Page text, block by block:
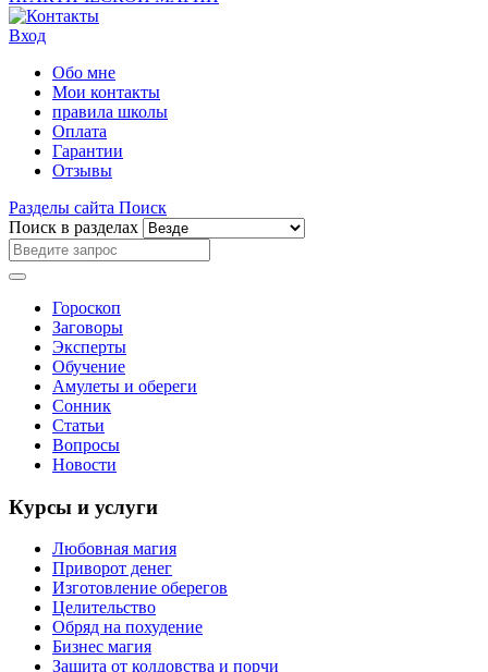
Вход
Обо мне
Мои контакты
правила школы
Оплата
Гарантии
Отзывы
Разделы сайта Поиск
Поиск в разделах
Гороскоп
Заговоры
Эксперты
Обучение
Амулеты и обереги
Сонник
Статьи
Вопросы
Новости
Курсы и услуги
Любовная магия
Приворот денег
Изготовление оберегов
Целительство
Обряд на похудение
Бизнес магия
Защита от колдовства и порчи